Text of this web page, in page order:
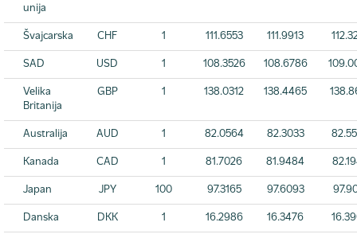
unija
Švajcarska CHF 1 111.6553 111.9913
SAD USD 1 108.3526 108.6786
Velika
Britanija
GBP 1 138.0312 138.4465
Australija AUD 1 82.0564 82.3033
Kanada CAD 1 81.7026 81.9484
Japan JPY 100 97.3165 97.6093
Danska DKK 1 16.2986 16.3476